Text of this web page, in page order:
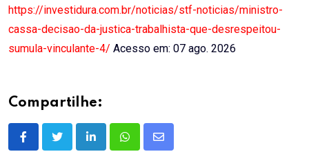
https://investidura.com.br/noticias/stf-noticias/ministro-
cassa-decisao-da-justica-trabalhista-que-desrespeitou-
sumula-vinculante-4/ Acesso em: 07 ago. 2026
Compartilhe:
LinkedInWhatsappShare